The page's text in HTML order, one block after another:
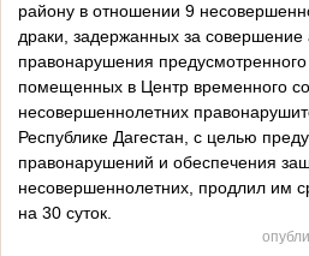
району в отношении 9
драки, задержанных за совершение
правонарушения
помещенных в Центр временного
несовершеннолетних
Республике Дагестан, с целью
правонарушений и обеспечения
несовершеннолетних, продлил им
на 30 суток.